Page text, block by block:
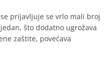
prijavljuje se vrlo mali broj
što dodatno ugrožava
zaštite, povećava